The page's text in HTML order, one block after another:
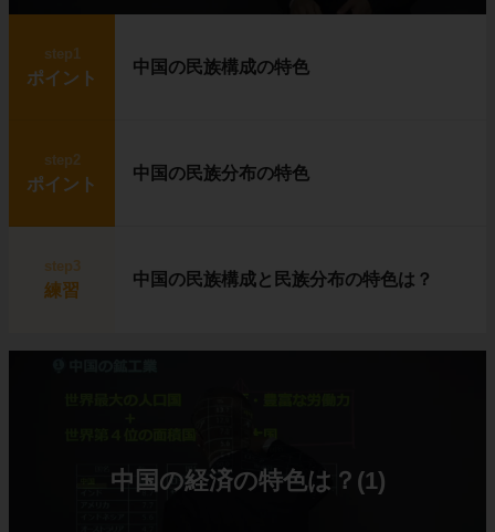
step1
ポイント
中国の民族構成の特色
step2
ポイント
中国の民族分布の特色
step3
練習
中国の民族構成と民族分布の特色は？
中国の経済の特色は？(1)